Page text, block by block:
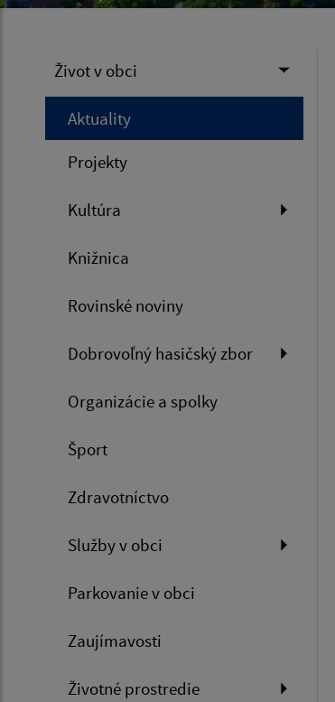
Život v obci
Aktuality
Projekty
Kultúra
Knižnica
Rovinské noviny
Dobrovoľný hasičský zbor
Organizácie a spolky
Šport
Zdravotníctvo
Služby v obci
Parkovanie v obci
Zaujímavosti
Životné prostredie